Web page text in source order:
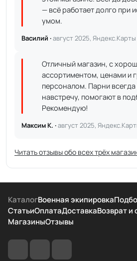
— всё работает долго при
умом.
Василий ·август 2025, Яндекс.Карты
Отличный магазин, с
ассортиментом, ценами и
персоналом. Парни всегда
навстречу, помогают в
Рекомендую!
Максим К. ·август 2025,
Читать отзывы обо всех трёх
КаталогВоенная экипировка
СтатьиОплатаДоставкаВозврат и
МагазиныОтзывы